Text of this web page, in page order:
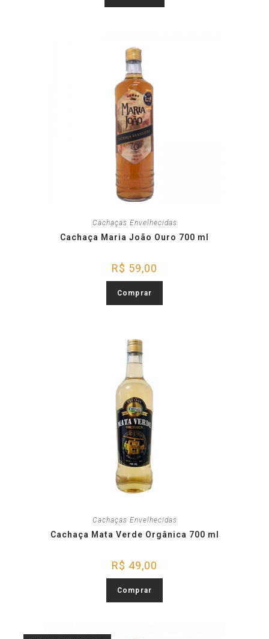
Cachaças Envelhecidas
Cachaça Maria João Ouro 700 ml
R$ 59,00
Comprar
Cachaças Envelhecidas
Cachaça Mata Verde Orgânica 700 ml
R$ 49,00
Comprar